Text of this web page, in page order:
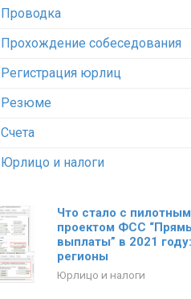
Проводка
Прохождение собеседования
Регистрация юрлиц
Резюме
Счета
Юрлицо и налоги
Что стало с пилотным
проектом ФСС
выплаты” в 2021 году:
регионы
Юрлицо и налоги